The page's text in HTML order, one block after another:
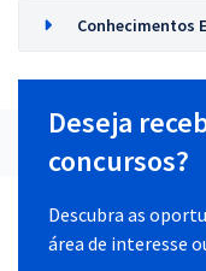
Conhecimentos
Deseja
concursos?
Descubra as
área de interesse